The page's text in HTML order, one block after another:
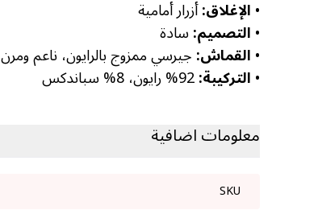
•الإغلاق:أزرار أمامية
•التصميم:سادة
•القماش:جيرسي ممزوج بالرايون، ناعم ومرن
•التركيبة:
معلومات اضافية
SKU